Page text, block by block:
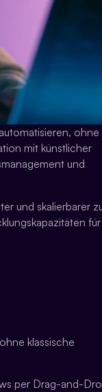
ohne
mit künstlicher
und
und skalierbarer
für
klassische
per Drag-and-